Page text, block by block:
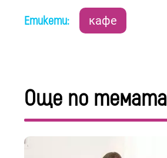
Етикети: кафе
Още по темата